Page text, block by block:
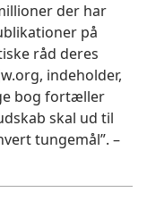
der har
på
råd deres
indeholder,
bog fortæller
skal ud til
tungemål”. –